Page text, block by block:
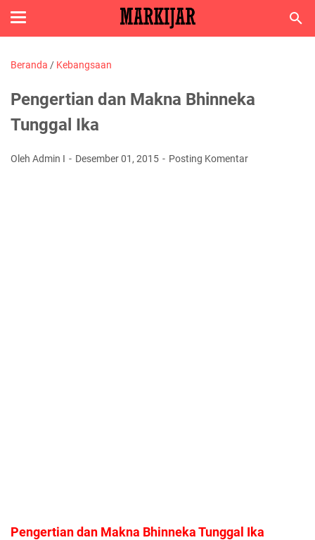
Beranda / Kebangsaan
Pengertian dan Makna Bhinneka
Tunggal Ika
Oleh Admin I Desember 01, 2015 Posting Komentar
Pengertian dan Makna Bhinneka Tunggal Ika